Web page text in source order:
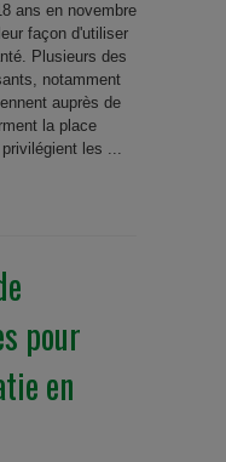
ans en novembre
façon d'utiliser
Plusieurs des
notamment
auprès de
la place
les ...
pour
en